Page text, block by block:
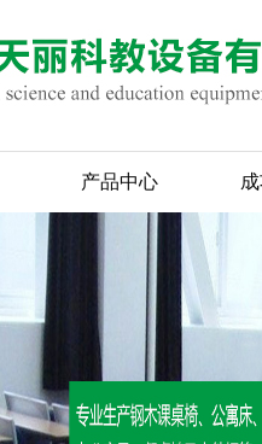
产品中心